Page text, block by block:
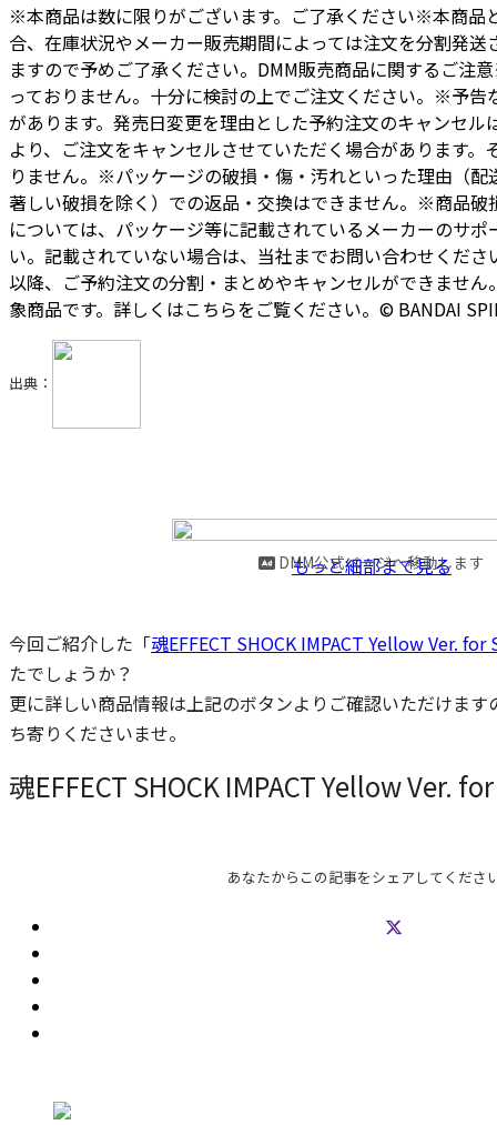
※本商品は数に限りがございます。ご了承ください※本商品
合、在庫状況やメーカー販売期間によっては注文を分割発
ますので予めご了承ください。DMM販売商品に関するご注
っておりません。十分に検討の上でご注文ください。※予告
があります。発売日変更を理由とした予約注文のキャンセ
より、ご注文をキャンセルさせていただく場合があります。
りません。※パッケージの破損・傷・汚れといった理由（配
著しい破損を除く）での返品・交換はできません。※商品破
については、パッケージ等に記載されているメーカーのサ
い。記載されていない場合は、当社までお問い合わせくだ
以降、ご予約注文の分割・まとめやキャンセルができませ
象商品です。詳しくはこちらをご覧ください。© BANDAI
出典：
もっと細部まで見る
DMM公式ページへ移動します
今回ご紹介した「魂EFFECT SHOCK IMPACT Yellow Ver.
たでしょうか？
更に詳しい商品情報は上記のボタンよりご確認いただけま
ち寄りくださいませ。
魂EFFECT SHOCK IMPACT Yellow Ver.
あなたからこの記事をシェアしてくださ